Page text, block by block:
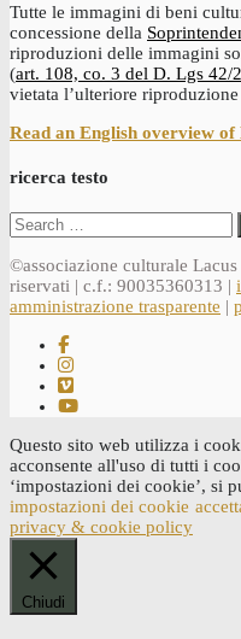
Tutte le immagini di beni
concessione della
riproduzioni delle immagini
(art. 108, co. 3 del D. Lgs 42/
vietata l’ulteriore
Read an English overview
ricerca testo
Search
for:
©associazione culturale
riservati | c.f.: 90035360313 |
amministrazione trasparente |
Questo sito web utilizza i
acconsente all'uso di tutti i
‘impostazioni dei cookie’, si
impostazioni dei cookie
privacy & cookie policy
Chiudi